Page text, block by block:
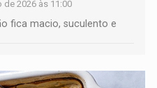
de 2026 às 11:00
fica macio, suculento e